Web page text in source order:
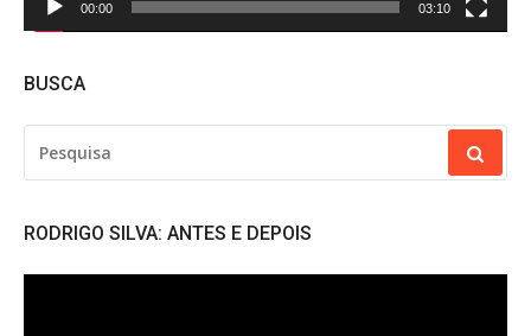
00:00 03:10
BUSCA
POR:
RODRIGO SILVA: ANTES E DEPOIS